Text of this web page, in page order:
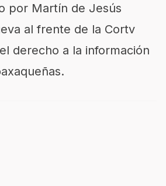
por Martín de Jesús
al frente de la Cortv
derecho a la información